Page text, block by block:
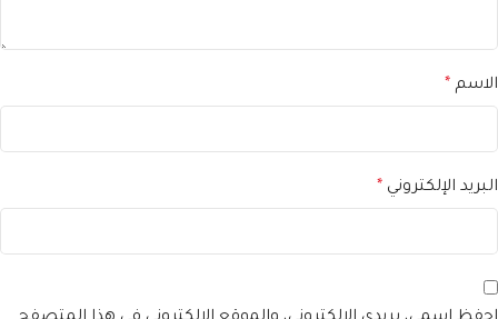
الاسم *
البريد الإلكتروني *